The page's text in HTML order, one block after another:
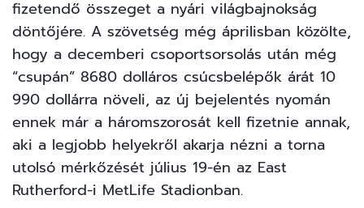
fizetendő összeget a nyári világbajnokság
döntőjére. A szövetség még áprilisban közölte,
hogy a decemberi csoportsorsolás után még
“csupán” 8680 dolláros csúcsbelépők árát 10
990 dollárra növeli, az új bejelentés nyomán
ennek már a háromszorosát kell fizetnie annak,
aki a legjobb helyekről akarja nézni a torna
utolsó mérkőzését július 19-én az East
Rutherford-i MetLife Stadionban.